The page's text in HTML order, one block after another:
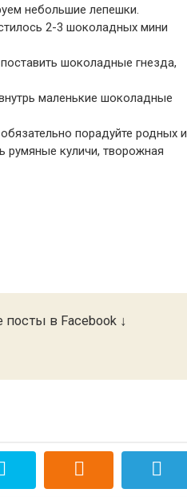
небольшие лепешки.
2-3 шоколадных мини
шоколадные гнезда,
маленькие шоколадные
порадуйте родных и
румяные куличи, творожная
в Facebook ↓